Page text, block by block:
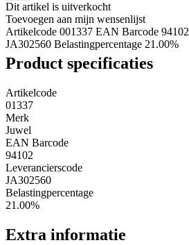
Dit artikel is uitverkocht
Toevoegen aan mijn wensenlijst
Artikelcode 001337 EAN Barcode 94102
JA302560 Belastingpercentage 21.00%
Product specificaties
Artikelcode
01337
Merk
Juwel
EAN Barcode
94102
Leverancierscode
JA302560
Belastingpercentage
21.00%
Extra informatie